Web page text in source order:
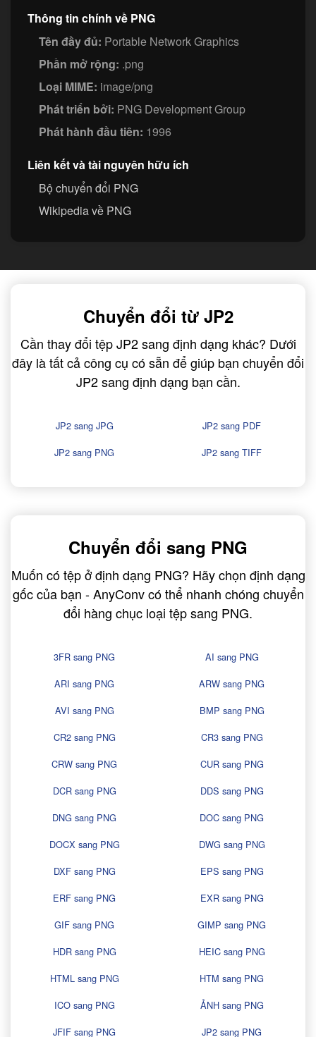
Thông tin chính về PNG
Tên đầy đủ: Portable Network Graphics
Phần mở rộng: .png
Loại MIME: image/png
Phát triển bởi: PNG Development Group
Phát hành đầu tiên: 1996
Liên kết và tài nguyên hữu ích
Bộ chuyển đổi PNG
Wikipedia về PNG
Chuyển đổi từ JP2
Cần thay đổi tệp JP2 sang định dạng khác? Dưới
đây là tất cả công cụ có sẵn để giúp bạn chuyển đổi
JP2 sang định dạng bạn cần.
JP2 sang JPG
JP2 sang PDF
JP2 sang PNG
JP2 sang TIFF
Chuyển đổi sang PNG
Muốn có tệp ở định dạng PNG? Hãy chọn định dạng
gốc của bạn - AnyConv có thể nhanh chóng chuyển
đổi hàng chục loại tệp sang PNG.
3FR sang PNG
AI sang PNG
ARI sang PNG
ARW sang PNG
AVI sang PNG
BMP sang PNG
CR2 sang PNG
CR3 sang PNG
CRW sang PNG
CUR sang PNG
DCR sang PNG
DDS sang PNG
DNG sang PNG
DOC sang PNG
DOCX sang PNG
DWG sang PNG
DXF sang PNG
EPS sang PNG
ERF sang PNG
EXR sang PNG
GIF sang PNG
GIMP sang PNG
HDR sang PNG
HEIC sang PNG
HTML sang PNG
HTM sang PNG
ICO sang PNG
ẢNH sang PNG
JFIF sang PNG
JP2 sang PNG